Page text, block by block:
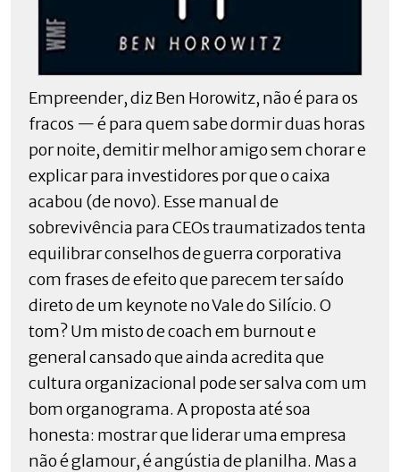
Empreender, diz Ben Horowitz, não é para os
fracos — é para quem sabe dormir duas horas
por noite, demitir melhor amigo sem chorar e
explicar para investidores por que o caixa
acabou (de novo). Esse manual de
sobrevivência para CEOs traumatizados tenta
equilibrar conselhos de guerra corporativa
com frases de efeito que parecem ter saído
direto de um keynote no Vale do Silício. O
tom? Um misto de coach em burnout e
general cansado que ainda acredita que
cultura organizacional pode ser salva com um
bom organograma. A proposta até soa
honesta: mostrar que liderar uma empresa
não é glamour, é angústia de planilha. Mas a